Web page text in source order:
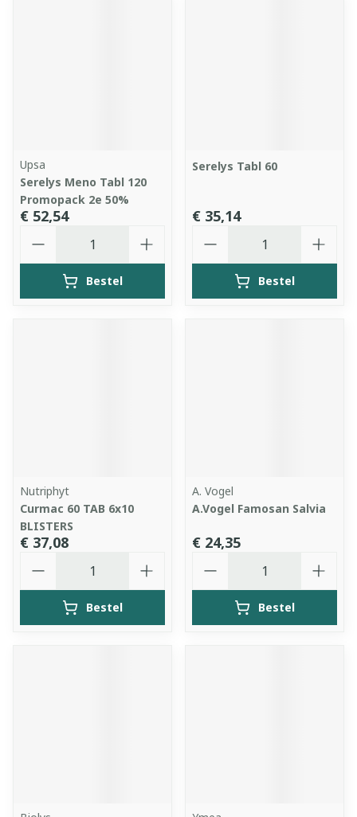
Upsa
Serelys Meno Tabl 120
Promopack 2e 50%
€ 52,54
Bestel
Serelys Tabl 60
€ 35,14
Bestel
Nutriphyt
Curmac 60 TAB 6x10
BLISTERS
€ 37,08
Bestel
A. Vogel
A.Vogel Famosan Salvia
€ 24,35
Bestel